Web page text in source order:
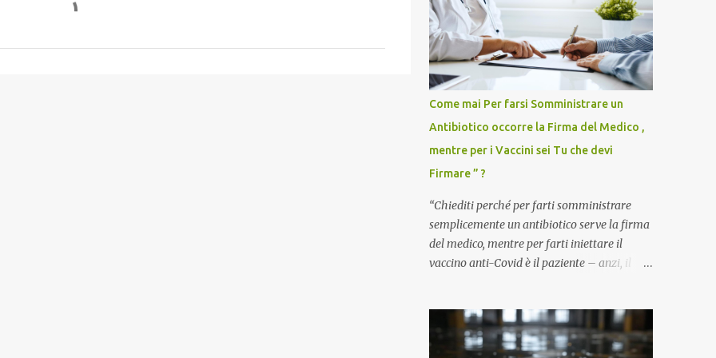
Come mai Per farsi Somministrare un
Antibiotico occorre la Firma del Medico ,
mentre per i Vaccini sei Tu che devi
Firmare ” ?
“Chiediti perché per farti somministrare
semplicemente un antibiotico serve la firma
del medico, mentre per farti iniettare il
vaccino anti-Covid è il paziente – anzi, il
domanda tanto semplice quanto devastante
quella posta dal dottor Andrea Stramezzi,